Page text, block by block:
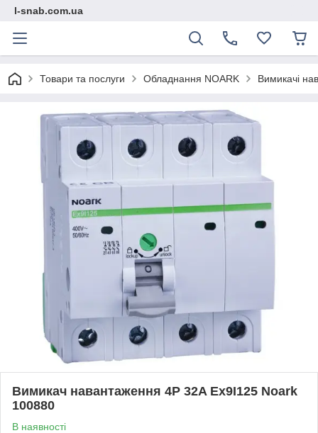
l-snab.com.ua
Товари та послуги Обладнання NOARK Вимикачі
Вимикач навантаження 4P 32A Ex9I125 Noark
100880
В наявності